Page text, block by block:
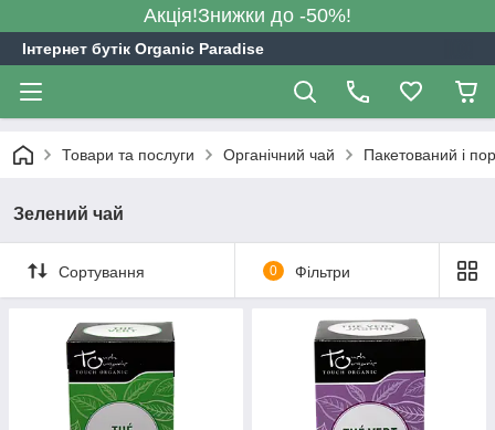
Акція!Знижки до -50%!
Інтернет бутік Organic Paradise
Товари та послуги Органічний чай Пакетований і
Зелений чай
Сортування 0 Фільтри